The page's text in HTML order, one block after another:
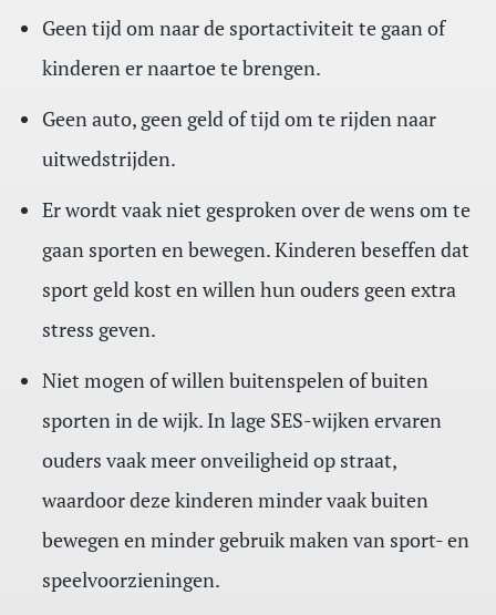
Geen tijd om naar de sportactiviteit te gaan of
kinderen er naartoe te brengen.
Geen auto, geen geld of tijd om te rijden naar
uitwedstrijden.
Er wordt vaak niet gesproken over de wens om te
gaan sporten en bewegen. Kinderen beseffen dat
sport geld kost en willen hun ouders geen extra
stress geven.
Niet mogen of willen buitenspelen of buiten
sporten in de wijk. In lage SES-wijken ervaren
ouders vaak meer onveiligheid op straat,
waardoor deze kinderen minder vaak buiten
bewegen en minder gebruik maken van sport- en
speelvoorzieningen.